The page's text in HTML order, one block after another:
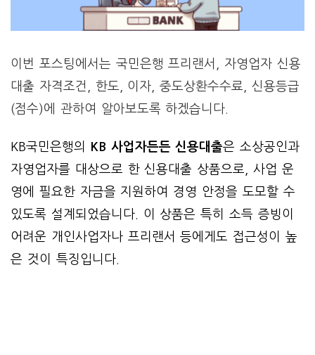
이번 포스팅에서는 국민은행 프리랜서, 자영업자 신용
대출 자격조건, 한도, 이자, 중도상환수수료, 신용등급
(점수)에 관하여 알아보도록 하겠습니다.
KB국민은행의 KB 사업자든든 신용대출은 소상공인과
자영업자를 대상으로 한 신용대출 상품으로, 사업 운
영에 필요한 자금을 지원하여 경영 안정을 도모할 수
있도록 설계되었습니다. 이 상품은 특히 소득 증빙이
어려운 개인사업자나 프리랜서 등에게도 접근성이 높
은 것이 특징입니다.